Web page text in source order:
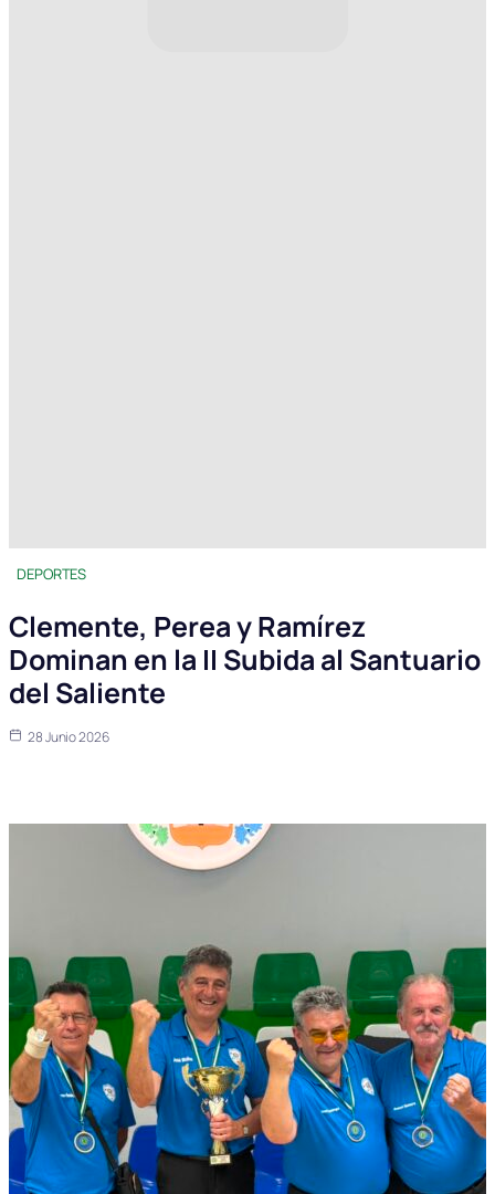
DEPORTES
Clemente, Perea y Ramírez
Dominan en la II Subida al Santuario
del Saliente
28 Junio 2026